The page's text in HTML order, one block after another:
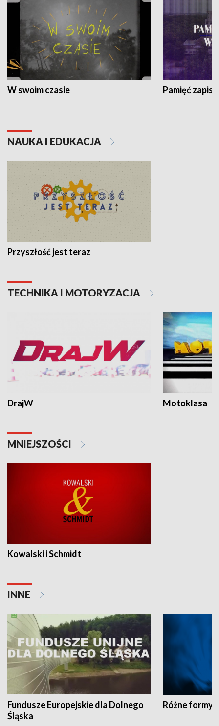
W swoim czasie Pamięć
NAUKA I EDUKACJA
Przyszłość jest teraz
TECHNIKA I MOTORYZACJA
DrajW Motoklasa
MNIEJSZOŚCI
Kowalski i Schmidt
INNE
Fundusze Europejskie dla Dolnego
Śląska
Różne formy